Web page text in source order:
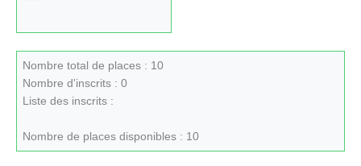
Nombre total de places : 10
Nombre d'inscrits : 0
Liste des inscrits :
Nombre de places disponibles : 10